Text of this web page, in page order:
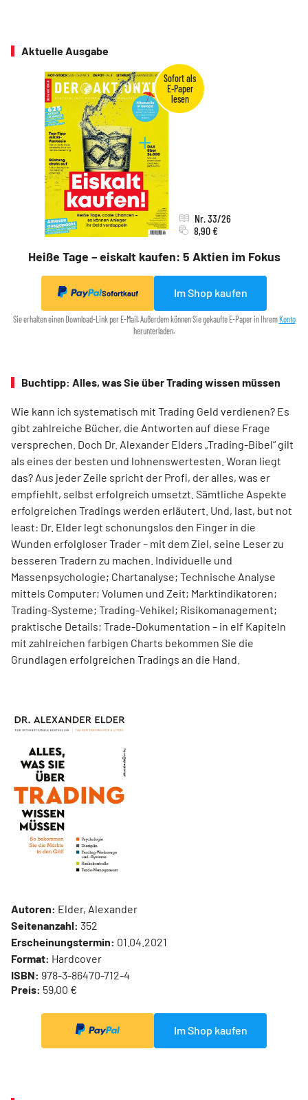
Aktuelle Ausgabe
Heiße Tage – eiskalt kaufen: 5 Aktien im Fokus
Nr. 33/26
8,90 €
Sofortkauf Im Shop kaufen
Sie erhalten einen Download-Link per E-Mail. Außerdem können Sie gekaufte E-Paper in IhremKonto
herunterladen.
Buchtipp: Alles, was Sie über Trading wissen müssen
Wie kann ich systematisch mit Trading Geld verdienen? Es
gibt zahlreiche Bücher, die Antworten auf diese Frage
versprechen. Doch Dr. Alexander Elders „Trading-Bibel“ gilt
als eines der besten und lohnenswertesten. Woran liegt
das? Aus jeder Zeile spricht der Profi, der alles, was er
empfiehlt, selbst erfolgreich umsetzt. Sämtliche Aspekte
erfolgreichen Tradings werden erläutert. Und, last, but not
least: Dr. Elder legt schonungslos den Finger in die
Wunden erfolgloser Trader – mit dem Ziel, seine Leser zu
besseren Tradern zu machen. Individuelle und
Massenpsychologie; Chartanalyse; Technische Analyse
mittels Computer; Volumen und Zeit; Marktindikatoren;
Trading-Systeme; Trading-Vehikel; Risikomanagement;
praktische Details; Trade-Dokumentation – in elf Kapiteln
mit zahlreichen farbigen Charts bekommen Sie die
Grundlagen erfolgreichen Tradings an die Hand.
Autoren: Elder, Alexander
Seitenanzahl: 352
Erscheinungstermin: 01.04.2021
Format: Hardcover
ISBN: 978-3-86470-712-4
Preis: 59,00 €
Im Shop kaufen